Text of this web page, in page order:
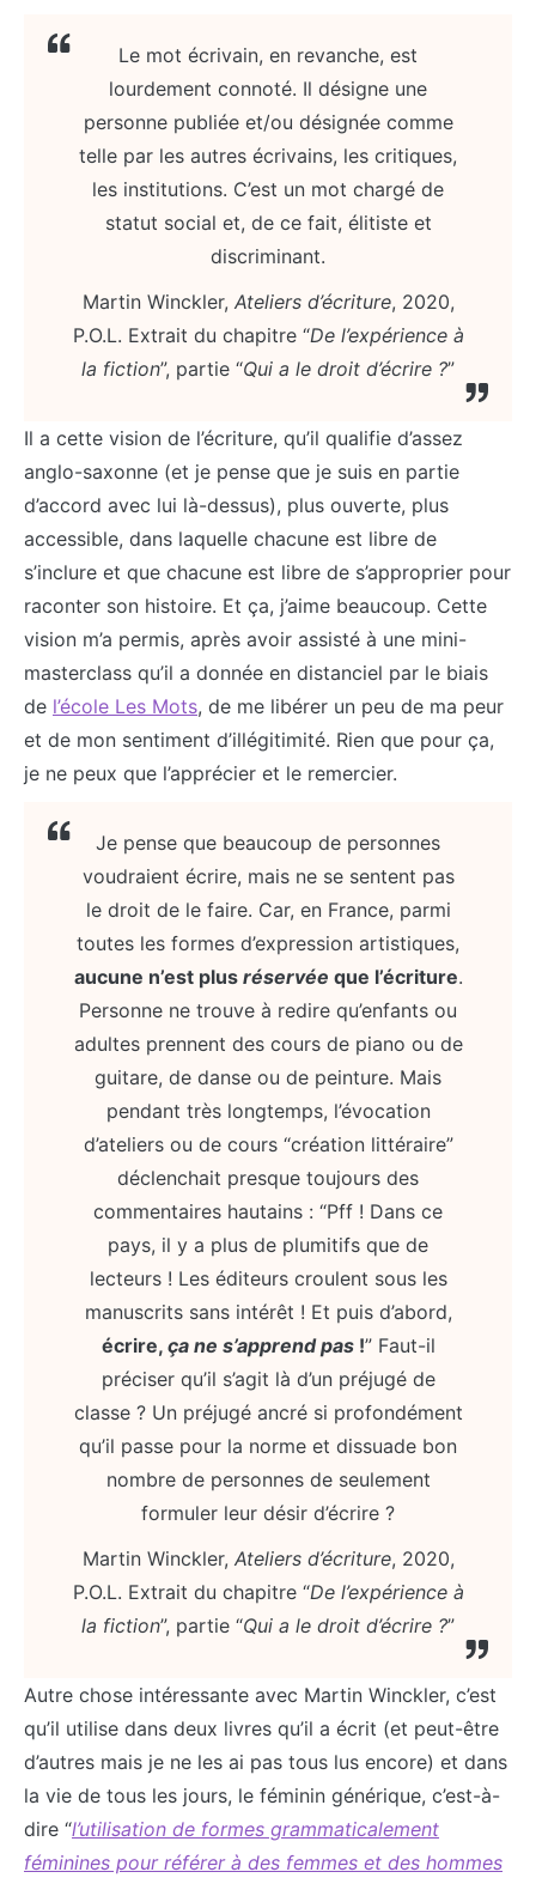
Le mot écrivain, en revanche, est
lourdement connoté. Il désigne une
personne publiée et/ou désignée comme
telle par les autres écrivains, les critiques,
les institutions. C’est un mot chargé de
statut social et, de ce fait, élitiste et
discriminant.
Martin Winckler, Ateliers d’écriture, 2020,
P.O.L. Extrait du chapitre “De l’expérience à
la fiction”, partie “Qui a le droit d’écrire ?”
Il a cette vision de l’écriture, qu’il qualifie d’assez
anglo-saxonne (et je pense que je suis en partie
d’accord avec lui là-dessus), plus ouverte, plus
accessible, dans laquelle chacune est libre de
s’inclure et que chacune est libre de s’approprier pour
raconter son histoire. Et ça, j’aime beaucoup. Cette
vision m’a permis, après avoir assisté à une mini-
masterclass qu’il a donnée en distanciel par le biais
de l’école Les Mots, de me libérer un peu de ma peur
et de mon sentiment d’illégitimité. Rien que pour ça,
je ne peux que l’apprécier et le remercier.
Je pense que beaucoup de personnes
voudraient écrire, mais ne se sentent pas
le droit de le faire. Car, en France, parmi
toutes les formes d’expression artistiques,
aucune n’est plus réservée que l’écriture.
Personne ne trouve à redire qu’enfants ou
adultes prennent des cours de piano ou de
guitare, de danse ou de peinture. Mais
pendant très longtemps, l’évocation
d’ateliers ou de cours “création littéraire”
déclenchait presque toujours des
commentaires hautains : “Pff ! Dans ce
pays, il y a plus de plumitifs que de
lecteurs ! Les éditeurs croulent sous les
manuscrits sans intérêt ! Et puis d’abord,
écrire, ça ne s’apprend pas!” Faut-il
préciser qu’il s’agit là d’un préjugé de
classe ? Un préjugé ancré si profondément
qu’il passe pour la norme et dissuade bon
nombre de personnes de seulement
formuler leur désir d’écrire ?
Martin Winckler, Ateliers d’écriture, 2020,
P.O.L. Extrait du chapitre “De l’expérience à
la fiction”, partie “Qui a le droit d’écrire ?”
Autre chose intéressante avec Martin Winckler, c’est
qu’il utilise dans deux livres qu’il a écrit (et peut-être
d’autres mais je ne les ai pas tous lus encore) et dans
la vie de tous les jours, le féminin générique, c’est-à-
dire “l’utilisation de formes grammaticalement
féminines pour référer à des femmes et des hommes